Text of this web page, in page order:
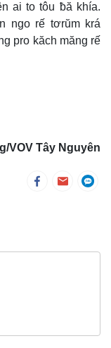
ai to tôu ƀă khía.
ngo rế tơrŭm krá
pro kăch măng rế
VOV Tây Nguyên